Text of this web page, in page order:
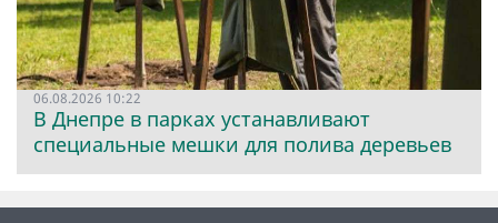
06.08.2026 10:22
В Днепре в парках устанавливают
специальные мешки для полива деревьев